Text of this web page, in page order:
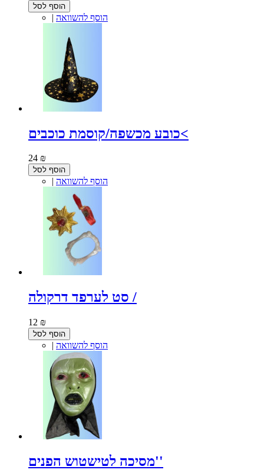
הוסף לסל
| הוסף להשוואה
כובע מכשפה/קוסמת כוכבים<
24 ₪
הוסף לסל
| הוסף להשוואה
סט לערפד דרקולה /
12 ₪
הוסף לסל
| הוסף להשוואה
מסיכה לטישטוש הפנים''